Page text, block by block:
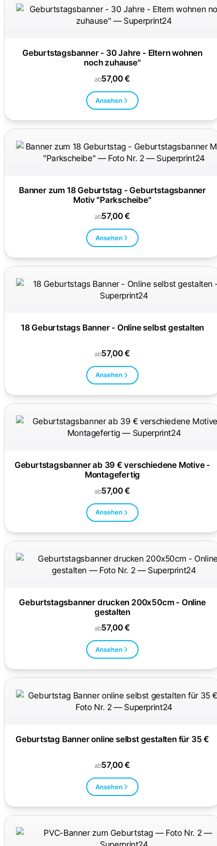
Geburtstagsbanner - 30 Jahre - Eltern wohnen
noch zuhause"
ab57,00 €
Ansehen
Banner zum 18 Geburtstag - Geburtstagsbanner
Motiv "Parkscheibe"
ab57,00 €
Ansehen
18 Geburtstags Banner - Online selbst gestalten
ab57,00 €
Ansehen
Geburtstagsbanner ab 39 € verschiedene Motive -
Montagefertig
ab57,00 €
Ansehen
Geburtstagsbanner drucken 200x50cm - Online
gestalten
ab57,00 €
Ansehen
Geburtstag Banner online selbst gestalten für 35 €
ab57,00 €
Ansehen